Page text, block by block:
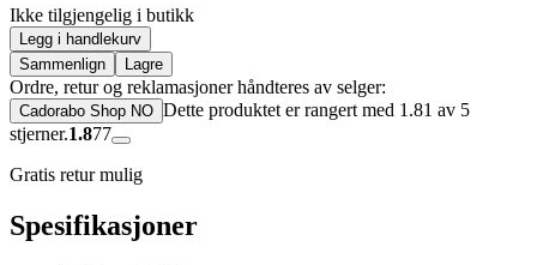
Ikke tilgjengelig i butikk
Legg i handlekurv
Sammenlign
Lagre
Ordre, retur og reklamasjoner håndteres av selger:
Cadorabo Shop NO Dette produktet er rangert med 1.81 av 5
stjerner.1.877
Gratis retur mulig
Spesifikasjoner